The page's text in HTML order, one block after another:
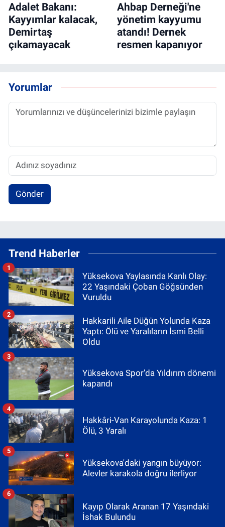
Adalet Bakanı:
Kayyımlar kalacak,
Demirtaş
çıkamayacak
Ahbap Derneği'ne
yönetim kayyumu
atandı! Dernek
resmen kapanıyor
Yorumlar
Gönder
Trend Haberler
Yüksekova Yaylasında Kanlı Olay:
22 Yaşındaki Çoban Göğsünden
Vuruldu
1
Hakkarili Aile Düğün Yolunda Kaza
Yaptı: Ölü ve Yaralıların İsmi Belli
Oldu
2
Yüksekova Spor’da Yıldırım dönemi
kapandı
3
Hakkâri-Van Karayolunda Kaza: 1
Ölü, 3 Yaralı
4
Yüksekova'daki yangın büyüyor:
Alevler karakola doğru ilerliyor
5
Kayıp Olarak Aranan 17 Yaşındaki
İshak Bulundu
6